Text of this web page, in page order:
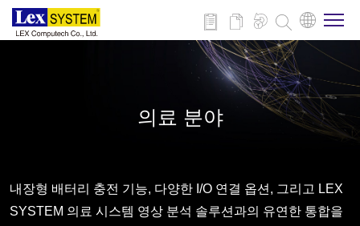
적용 분야
의료 분야
내장형 배터리 충전 기능, 다양한 I/O 연결 옵션, 그리고 LEX
SYSTEM 의료 시스템 영상 분석 솔루션과의 유연한 통합을